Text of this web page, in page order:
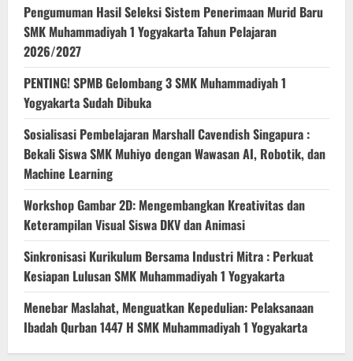
Pengumuman Hasil Seleksi Sistem Penerimaan Murid Baru
SMK Muhammadiyah 1 Yogyakarta Tahun Pelajaran
2026/2027
PENTING! SPMB Gelombang 3 SMK Muhammadiyah 1
Yogyakarta Sudah Dibuka
Sosialisasi Pembelajaran Marshall Cavendish Singapura :
Bekali Siswa SMK Muhiyo dengan Wawasan AI, Robotik, dan
Machine Learning
Workshop Gambar 2D: Mengembangkan Kreativitas dan
Keterampilan Visual Siswa DKV dan Animasi
Sinkronisasi Kurikulum Bersama Industri Mitra : Perkuat
Kesiapan Lulusan SMK Muhammadiyah 1 Yogyakarta
Menebar Maslahat, Menguatkan Kepedulian: Pelaksanaan
Ibadah Qurban 1447 H SMK Muhammadiyah 1 Yogyakarta